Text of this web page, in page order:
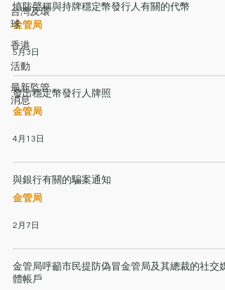
台灣及環
球
香港
活動
最新監管
消息
慎防聲稱與持牌穩定幣發行人有關的代幣
金管局
5月3日
發出穩定幣發行人牌照
金管局
4月13日
與銀行有關的騙案通知
金管局
2月7日
金管局呼籲市民提防偽冒金管局及其總裁的社交媒
體帳戶